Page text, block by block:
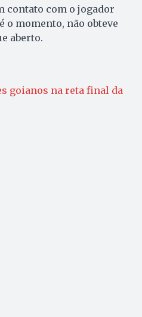
contato com o jogador
o momento, não obteve
aberto.
goianos na reta final da